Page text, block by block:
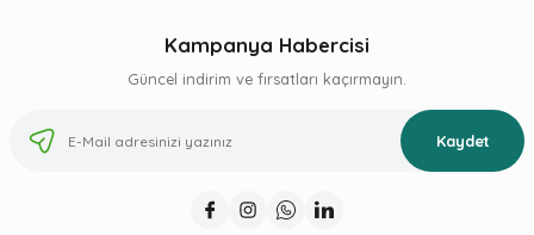
Kampanya Habercisi
Güncel indirim ve fırsatları kaçırmayın.
Kaydet